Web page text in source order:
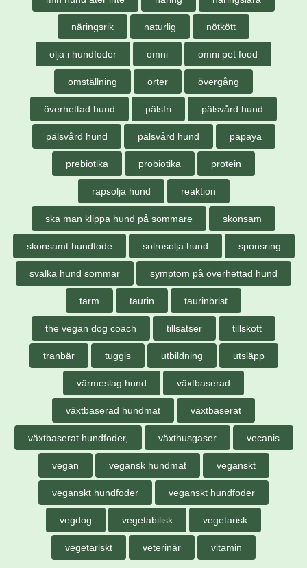
näringsrik naturlig nötkött
olja i hundfoder omni omni pet food
omställning örter övergång
överhettad hund pälsfri pälsvård hund
pälsvård hund pälsvård hund papaya
prebiotika probiotika protein
rapsolja hund reaktion
ska man klippa hund på sommare skonsam
skonsamt hundfode solrosolja hund sponsring
svalka hund sommar symptom på överhettad hund
tarm taurin taurinbrist
the vegan dog coach tillsatser tillskott
tranbär tuggis utbildning utsläpp
värmeslag hund växtbaserad
växtbaserad hundmat växtbaserat
växtbaserat hundfoder, växthusgaser vecanis
vegan vegansk hundmat veganskt
veganskt hundfoder veganskt hundfoder
vegdog vegetabilisk vegetarisk
vegetariskt veterinär vitamin